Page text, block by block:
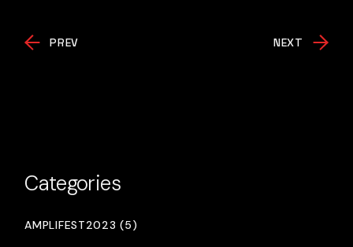
PREV NEXT
Categories
AMPLIFEST2023 (5)